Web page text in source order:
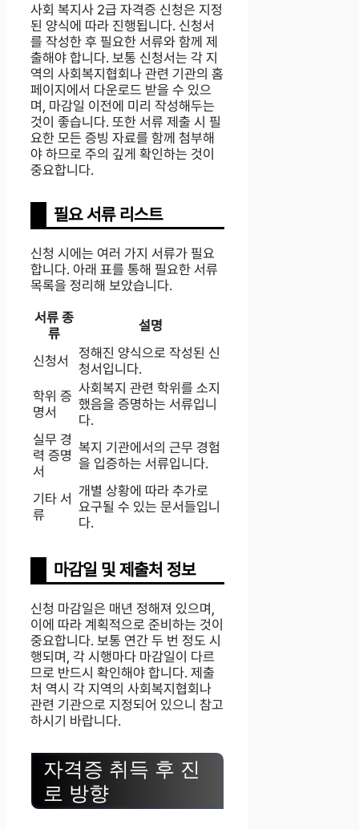
사회 복지사 2급 자격증 신청은 지정
된 양식에 따라 진행됩니다. 신청서
를 작성한 후 필요한 서류와 함께 제
출해야 합니다. 보통 신청서는 각 지
역의 사회복지협회나 관련 기관의 홈
페이지에서 다운로드 받을 수 있으
며, 마감일 이전에 미리 작성해두는
것이 좋습니다. 또한 서류 제출 시 필
요한 모든 증빙 자료를 함께 첨부해
야 하므로 주의 깊게 확인하는 것이
중요합니다.
필요 서류 리스트
신청 시에는 여러 가지 서류가 필요
합니다. 아래 표를 통해 필요한 서류
목록을 정리해 보았습니다.
서류 종
류
설명
신청서
정해진 양식으로 작성된 신
청서입니다.
학위 증
명서
사회복지 관련 학위를 소지
했음을 증명하는 서류입니
다.
실무 경
력 증명
서
복지 기관에서의 근무 경험
을 입증하는 서류입니다.
기타 서
류
개별 상황에 따라 추가로
요구될 수 있는 문서들입니
다.
마감일 및 제출처 정보
신청 마감일은 매년 정해져 있으며,
이에 따라 계획적으로 준비하는 것이
중요합니다. 보통 연간 두 번 정도 시
행되며, 각 시행마다 마감일이 다르
므로 반드시 확인해야 합니다. 제출
처 역시 각 지역의 사회복지협회나
관련 기관으로 지정되어 있으니 참고
하시기 바랍니다.
자격증 취득 후 진
로 방향